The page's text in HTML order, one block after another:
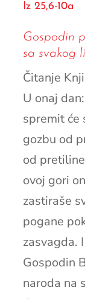
Iz 25,6-10a
Gospodin
sa svakog
Čitanje
U onaj
spremit će
gozbu od
od
ovoj gori
zastiraše
pogane
zasvagda.
Gospodin
naroda na